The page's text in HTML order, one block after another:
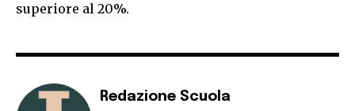
superiore al 20%.
Redazione Scuola